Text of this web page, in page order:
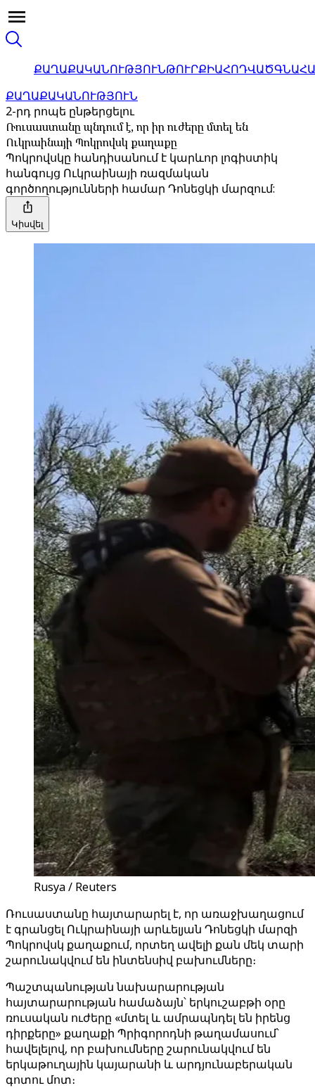
ՔԱՂԱՔԱԿԱՆՈՒԹՅՈՒՆԹՈՒՐՔԻԱՀՈԴՎԱԾ
ՔԱՂԱՔԱԿԱՆՈՒԹՅՈՒՆ
2-րդ րոպե ընթերցելու
Ռուսաստանը պնդում է, որ իր ուժերը մտել են
Ուկրաինայի Պոկրովսկ քաղաքը
Պոկրովսկը հանդիսանում է կարևոր լոգիստիկ
հանգույց Ուկրաինայի ռազմական
գործողությունների համար Դոնեցկի մարզում:
Կիսվել
Rusya / Reuters
Ռուսաստանը հայտարարել է, որ առաջխաղացում
է գրանցել Ուկրաինայի արևելյան Դոնեցկի մարզի
Պոկրովսկ քաղաքում, որտեղ ավելի քան մեկ տարի
շարունակվում են ինտենսիվ բախումները։
Պաշտպանության նախարարության
հայտարարության համաձայն՝ երկուշաբթի օրը
ռուսական ուժերը «մտել և ամրապնդել են իրենց
դիրքերը» քաղաքի Պրիգորոդնի թաղամասում՝
հավելելով, որ բախումները շարունակվում են
երկաթուղային կայարանի և արդյունաբերական
գոտու մոտ։